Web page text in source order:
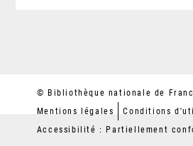
© Bibliothèque nationale de
Mentions légales
Conditions
Accessibilité : Partiellement